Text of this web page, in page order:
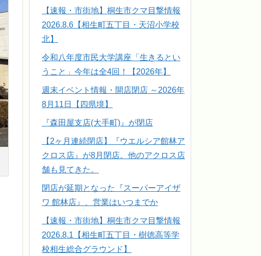
【速報・市街地】桐生市クマ目撃情報
2026.8.6【相生町五丁目・天沼小学校
北】
令和八年度市民大学講座「生きるとい
うこと」今年は全4回！【2026年】
週末イベント情報・開店閉店 ～2026年
8月11日【四県境】
『森田屋支店(大手町)』が閉店
【2ヶ月連続閉店】『ウエルシア館林ア
クロス店』が8月閉店。他のアクロス店
舗も見てきた。
閉店が延期となった『スーパーアイザ
ワ 館林店』、営業はいつまでか
【速報・市街地】桐生市クマ目撃情報
2026.8.1【相生町五丁目・樹徳高等学
校相生総合グラウンド】